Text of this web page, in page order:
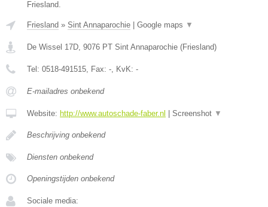
Friesland.
Friesland » Sint Annaparochie Google maps ▼
De Wissel 17D, 9076 PT Sint Annaparochie (Friesland)
Tel: 0518-491515, Fax: -, KvK: -
E-mailadres onbekend
Website: http://www.autoschade-faber.nl Screenshot ▼
Beschrijving onbekend
Diensten onbekend
Openingstijden onbekend
Sociale media: